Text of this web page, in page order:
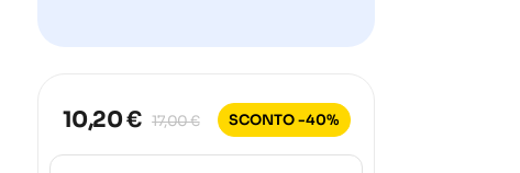
10,20 € 17,00 € SCONTO -40%